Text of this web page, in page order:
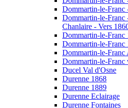
Dommartin-le-Franc
Dommartin-le-
Chanlaire - Vers
Dommartin-le-Franc
Dommartin-le-Franc
Dommartin-le-Franc
Dommartin-le-Franc
Ducel Val d'Osne
Durenne 1868
Durenne 1889
Durenne Eclairage
Durenne Fontaines